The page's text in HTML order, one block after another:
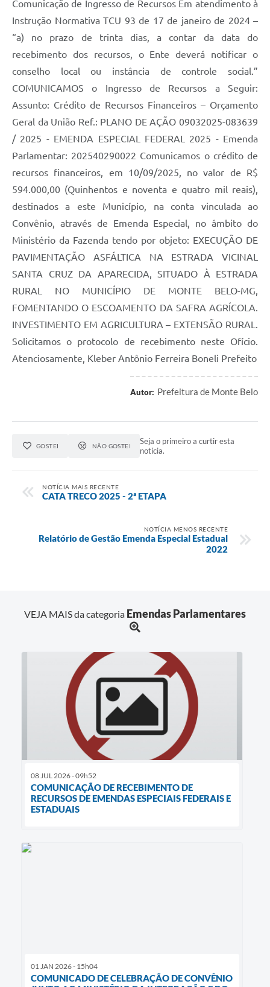
Comunicação de Ingresso de Recursos Em atendimento à
Instrução Normativa TCU 93 de 17 de janeiro de 2024 –
“a) no prazo de trinta dias, a contar da data do
recebimento dos recursos, o Ente deverá notificar o
conselho local ou instância de controle social.”
COMUNICAMOS o Ingresso de Recursos a Seguir:
Assunto: Crédito de Recursos Financeiros – Orçamento
Geral da União Ref.: PLANO DE AÇÃO 09032025-083639
/ 2025 - EMENDA ESPECIAL FEDERAL 2025 - Emenda
Parlamentar: 202540290022 Comunicamos o crédito de
recursos financeiros, em 10/09/2025, no valor de R$
594.000,00 (Quinhentos e noventa e quatro mil reais),
destinados a este Município, na conta vinculada ao
Convênio, através de Emenda Especial, no âmbito do
Ministério da Fazenda tendo por objeto: EXECUÇÃO DE
PAVIMENTAÇÃO ASFÁLTICA NA ESTRADA VICINAL
SANTA CRUZ DA APARECIDA, SITUADO À ESTRADA
RURAL NO MUNICÍPIO DE MONTE BELO-MG,
FOMENTANDO O ESCOAMENTO DA SAFRA AGRÍCOLA.
INVESTIMENTO EM AGRICULTURA – EXTENSÃO RURAL.
Solicitamos o protocolo de recebimento neste Ofício.
Atenciosamente, Kleber Antônio Ferreira Boneli Prefeito
Autor: Prefeitura de Monte Belo
GOSTEI NÃO GOSTEI
Seja o primeiro a curtir esta
notícia.
NOTÍCIA MAIS RECENTE
CATA TRECO 2025 - 2ª ETAPA
NOTÍCIA MENOS RECENTE
Relatório de Gestão Emenda Especial Estadual
2022
VEJA MAIS da categoria Emendas Parlamentares
08 JUL 2026 - 09h52
COMUNICAÇÃO DE RECEBIMENTO DE
RECURSOS DE EMENDAS ESPECIAIS FEDERAIS E
ESTADUAIS
01 JAN 2026 - 15h04
COMUNICADO DE CELEBRAÇÃO DE CONVÊNIO